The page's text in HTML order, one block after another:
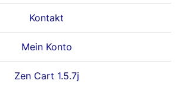
Kontakt
Mein Konto
Zen Cart 1.5.7j